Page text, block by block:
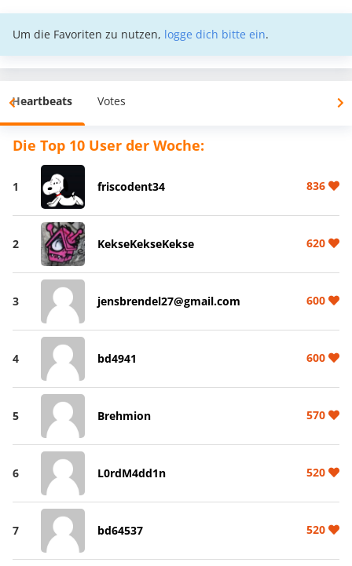
Um die Favoriten zu nutzen, logge dich bitte ein.
Heartbeats Votes
Die Top 10 User der Woche:
1 friscodent34 836
2 KekseKekseKekse 620
3 jensbrendel27@gmail.com 600
4 bd4941 600
5 Brehmion 570
6 L0rdM4dd1n 520
7 bd64537 520